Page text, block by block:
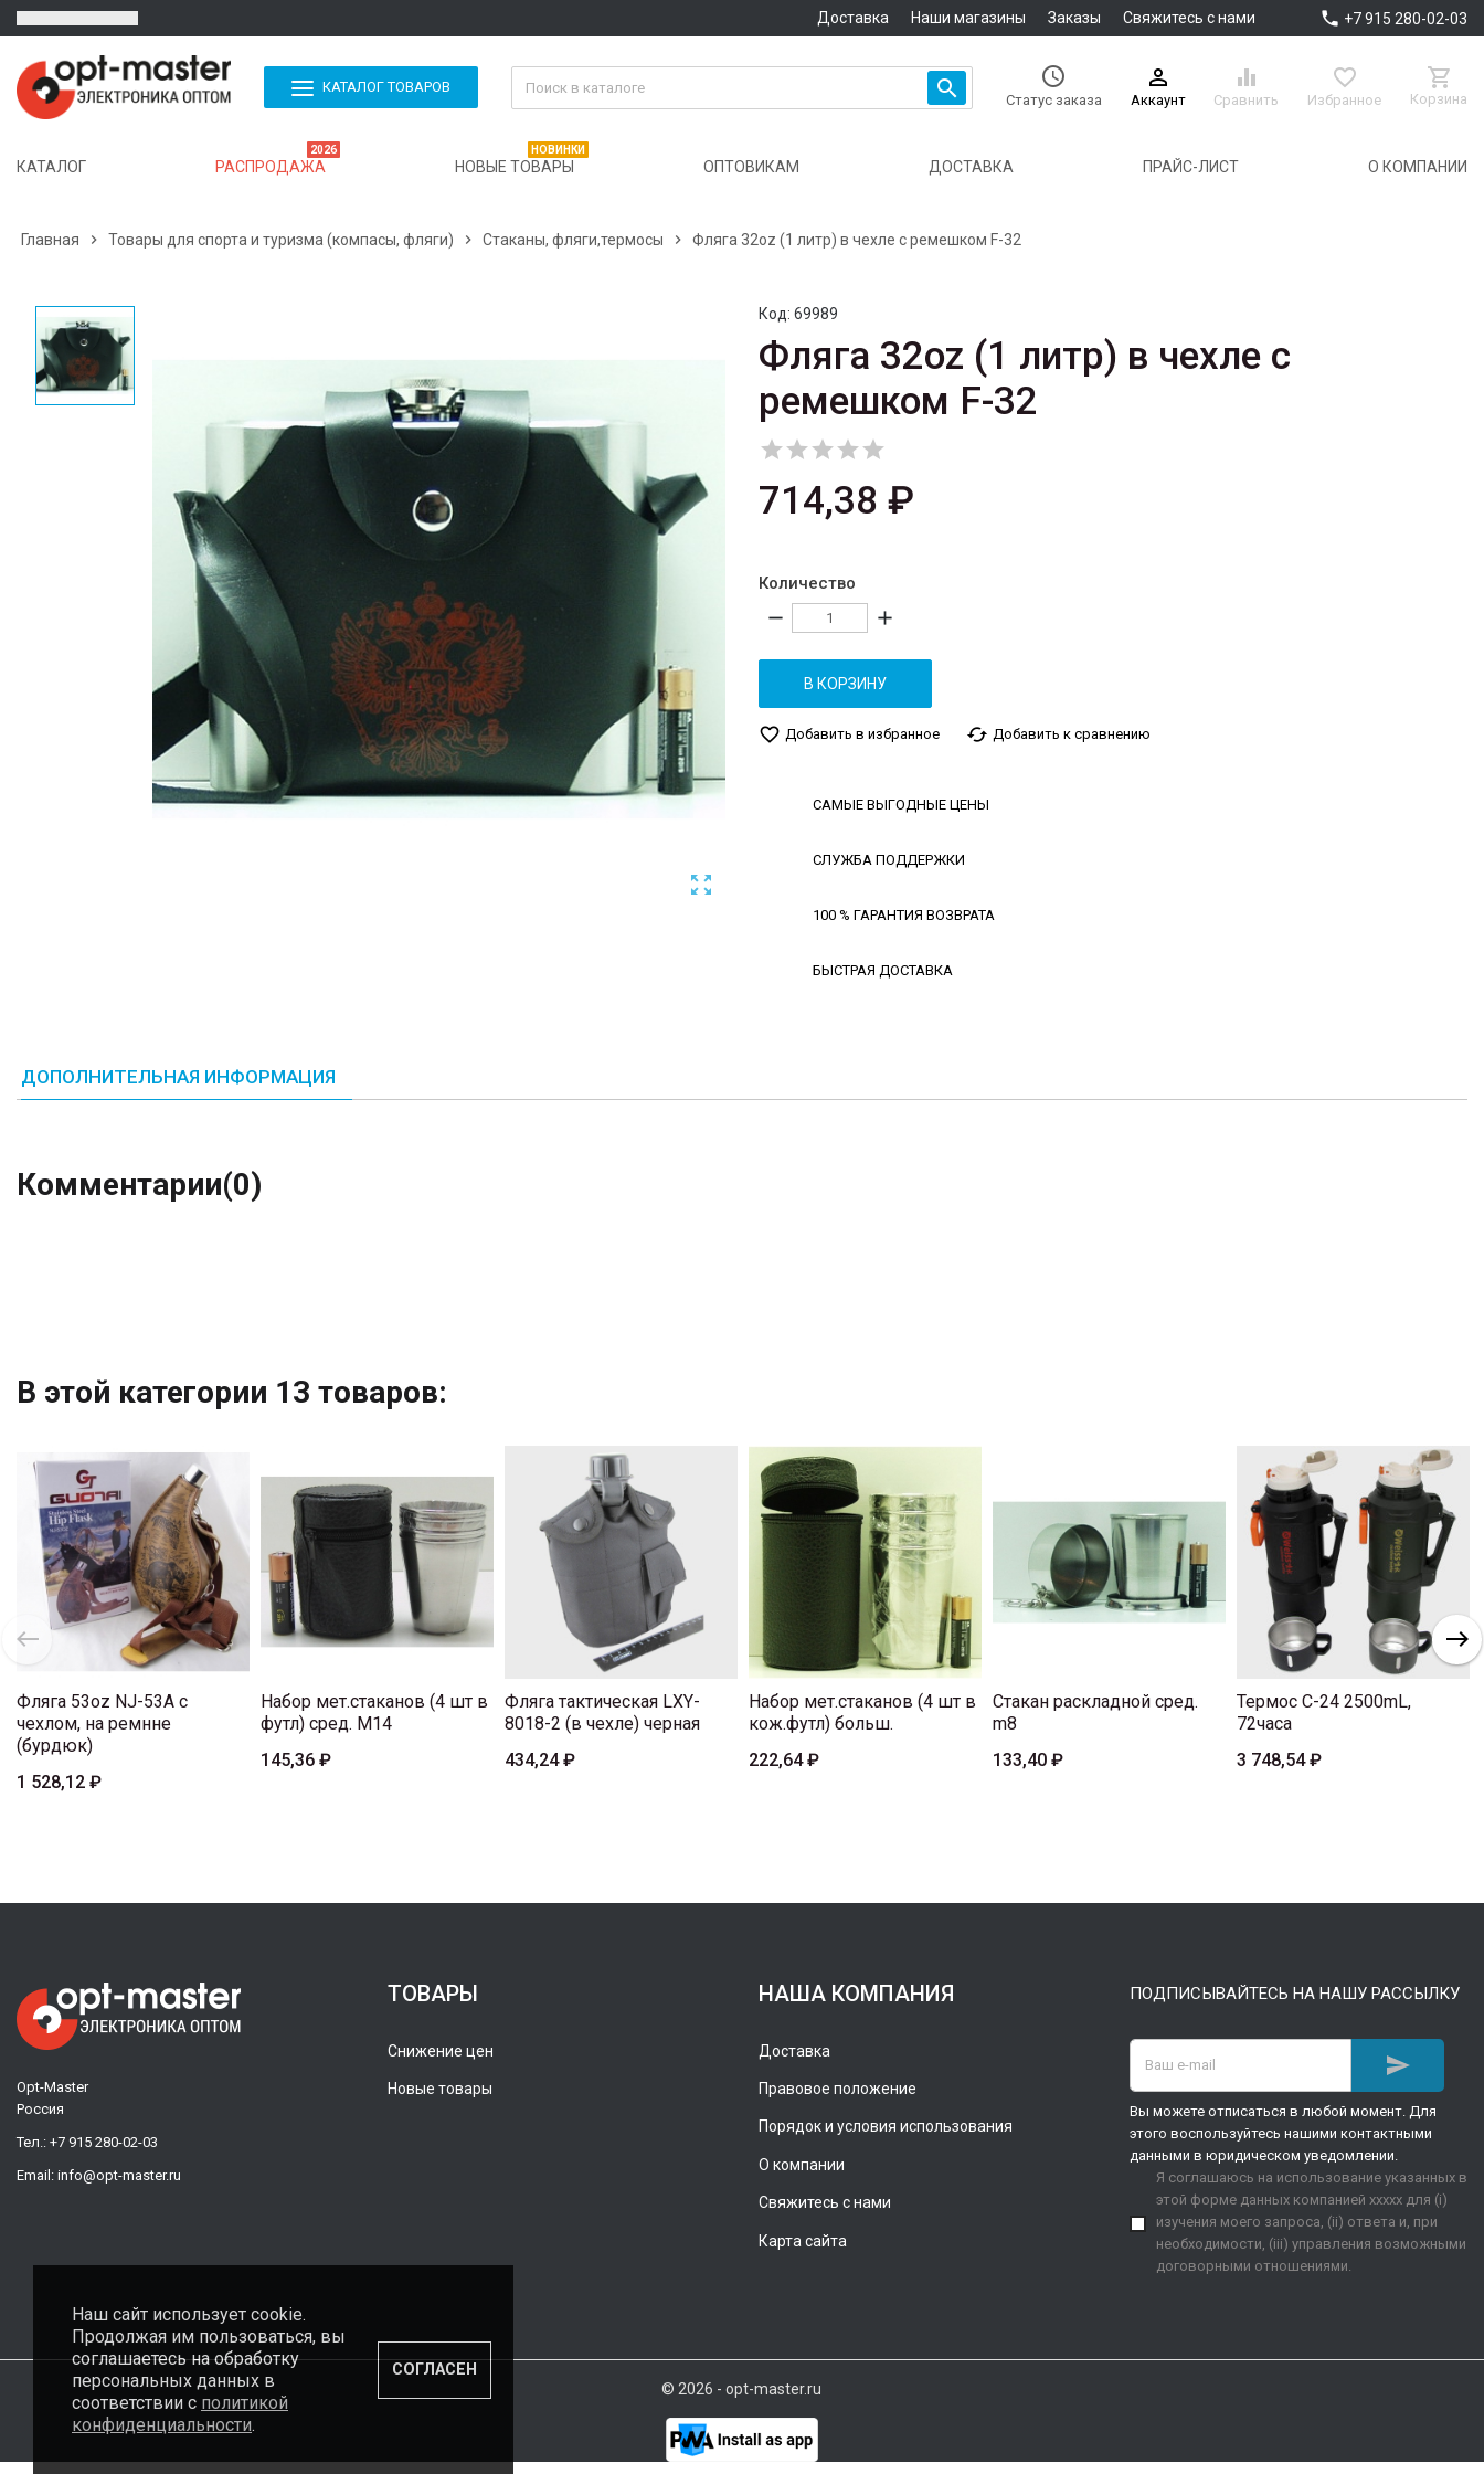
Доставка Наши магазины Заказы Свяжитесь с нами  +7 915 280-02-03
КАТАЛОГ ТОВАРОВ  
Статус заказа

Аккаунт

Сравнить

Избранное

Корзина
КАТАЛОГ РАСПРОДАЖА
2026
НОВЫЕ ТОВАРЫ
НОВИНКИ
ОПТОВИКАМ ДОСТАВКА ПРАЙС-ЛИСТ О КОМПАНИИ
Главная  Товары для спорта и туризма (компасы, фляги)  Стаканы, фляги,термосы  Фляга 32oz (1 литр) в чехле с ремешком F-32

Код: 69989
Фляга 32oz (1 литр) в чехле с
ремешком F-32

714,38 ₽
Количество
remove add
В КОРЗИНУ
favorite_border Добавить в избранное cached Добавить к сравнению
САМЫЕ ВЫГОДНЫЕ ЦЕНЫ
СЛУЖБА ПОДДЕРЖКИ
100 % ГАРАНТИЯ ВОЗВРАТА
БЫСТРАЯ ДОСТАВКА
ДОПОЛНИТЕЛЬНАЯ ИНФОРМАЦИЯ
Комментарии(0)
В этой категории 13 товаров:
Фляга 53oz NJ-53A с
чехлом, на ремнне
(бурдюк)
1 528,12 ₽
Набор мет.стаканов (4 шт в
футл) сред. M14
145,36 ₽
Фляга тактическая LXY-
8018-2 (в чехле) черная
434,24 ₽
Набор мет.стаканов (4 шт в
кож.футл) больш.
222,64 ₽
Стакан раскладной сред.
m8
133,40 ₽
Термос C-24 2500mL,
72часа
3 748,54 ₽
Opt-Master
Россия
Тел.: +7 915 280-02-03
Email: info@opt-master.ru
ТОВАРЫ
Снижение цен
Новые товары
НАША КОМПАНИЯ
Доставка
Правовое положение
Порядок и условия использования
О компании
Свяжитесь с нами
Карта сайта
ПОДПИСЫВАЙТЕСЬ НА НАШУ РАССЫЛКУ

Вы можете отписаться в любой момент. Для
этого воспользуйтесь нашими контактными
данными в юридическом уведомлении.
Я соглашаюсь на использование указанных в
этой форме данных компанией xxxxx для (i)
изучения моего запроса, (ii) ответа и, при
необходимости, (iii) управления возможными
договорными отношениями.
© 2026 - opt-master.ru
Наш сайт использует cookie.
Продолжая им пользоваться, вы
соглашаетесь на обработку
персональных данных в
соответствии с политикой
конфиденциальности.
СОГЛАСЕН